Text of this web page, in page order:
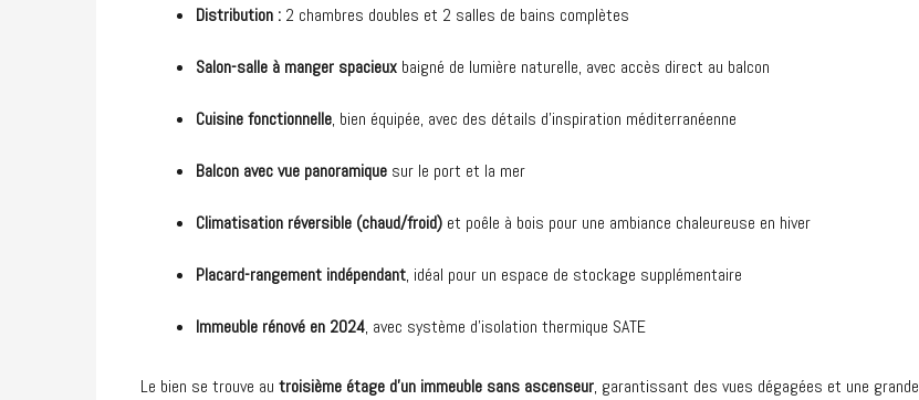
Distribution : 2 chambres doubles et 2 salles de bains complètes
Salon-salle à manger spacieux baigné de lumière naturelle, avec accès direct au balcon
Cuisine fonctionnelle, bien équipée, avec des détails d’inspiration méditerranéenne
Balcon avec vue panoramique sur le port et la mer
Climatisation réversible (chaud/froid) et poêle à bois pour une ambiance chaleureuse en hiver
Placard-rangement indépendant, idéal pour un espace de stockage supplémentaire
Immeuble rénové en 2024, avec système d’isolation thermique SATE
Le bien se trouve au troisième étage d’un immeuble sans ascenseur, garantissant des vues dégagées et une grande